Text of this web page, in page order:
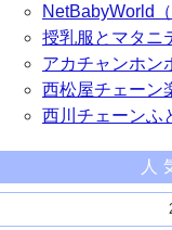
NetBabyWorld
授乳服とマタニ
アカチャンホン
西松屋チェーン
西川チェーンふ
人